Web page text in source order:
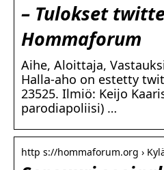
– Tulokset
Hommaforum
Aihe, Aloittaja,
Halla-aho on estetty
23525. Ilmiö: Keijo
parodiapoliisi) …
http s://hommaforum.org ›